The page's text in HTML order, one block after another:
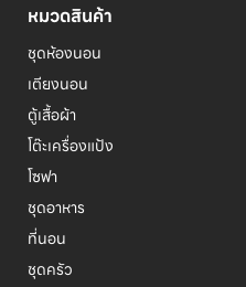
หมวดสินค้า
ชุดห้องนอน
เตียงนอน
ตู้เสื้อผ้า
โต๊ะเครื่องแป้ง
โซฟา
ชุดอาหาร
ที่นอน
ชุดครัว